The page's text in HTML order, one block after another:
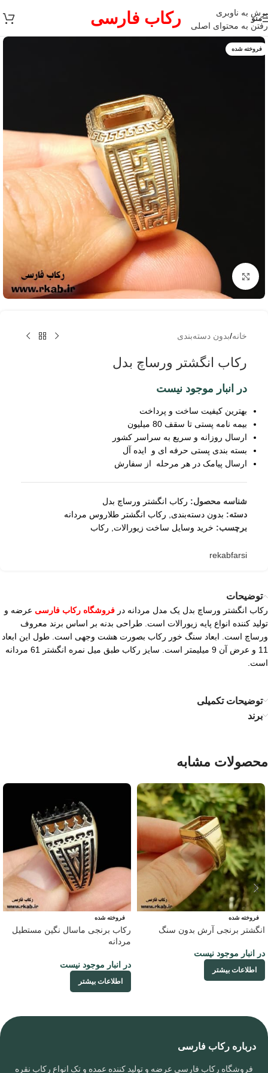
پرش به ناوبری
رفتن به محتوای اصلی
منو رکاب فارسی
فروخته شده
برای بزرگنمایی کلیک کنید
خانه/بدون دسته‌بندی
رکاب انگشتر ورساچ بدل
در انبار موجود نیست
بهترین کیفیت ساخت و پرداخت
بیمه نامه پستی تا سقف 80 میلیون
ارسال روزانه و سریع به سراسر کشور
بسته بندی پستی حرفه ای و ایده آل
ارسال پیامک در هر مرحله از سفارش
شناسه محصول: رکاب انگشتر ورساچ بدل
دسته: بدون دسته‌بندی
رکاب انگشتر طلاروس مردانه
برچسب: خرید وسایل ساخت زیورالات رکاب
rekabfarsi
توضیحات
رکاب انگشتر ورساچ بدل یک مدل مردانه در فروشگاه رکاب فارسی عرضه و
تولید کننده انواع پایه زیورالات است. طراحی بدنه بر اساس برند معروف
ورساچ است. ابعاد سنگ خور رکاب بصورت هشت وجهی است. طول این ابعاد
11 و عرض آن 9 میلیمتر است. سایز رکاب طبق میل نمره انگشتر 61 مردانه
است.
توضیحات تکمیلی
برند
محصولات مشابه
فروخته شده
انگشتر برنجی آرش بدون سنگ
در انبار موجود نیست
اطلاعات بیشتر
فروخته شده
رکاب برنجی ماسال نگین مستطیل
مردانه
در انبار موجود نیست
اطلاعات بیشتر
درباره رکاب فارسی
فروشگاه رکاب فارسی عرضه و تولید کننده عمده و تک انواع رکاب نقره